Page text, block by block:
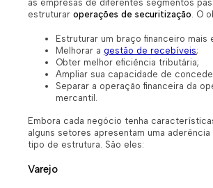
as empresas de diferentes segmentos
estruturar operações de securitização. O
Estruturar um braço financeiro mais
Melhorar a gestão de recebíveis;
Obter melhor eficiência tributária;
Ampliar sua capacidade de
Separar a operação financeira da
mercantil.
Embora cada negócio tenha
alguns setores apresentam uma aderência
tipo de estrutura. São eles:
Varejo